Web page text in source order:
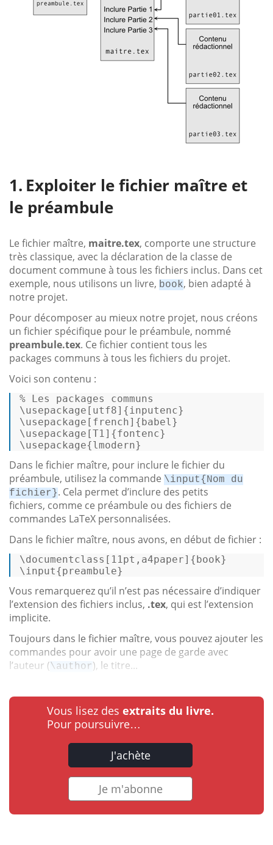
Exploiter le fichier maître et
le préambule
Le fichier maître, maitre.tex, comporte une structure
très classique, avec la déclaration de la classe de
document commune à tous les fichiers inclus. Dans cet
exemple, nous utilisons un livre, book, bien adapté à
notre projet.
Pour décomposer au mieux notre projet, nous créons
un fichier spécifique pour le préambule, nommé
preambule.tex. Ce fichier contient tous les
packages communs à tous les fichiers du projet.
Voici son contenu :
% Les packages communs
\usepackage [utf8] {inputenc}
\usepackage [french] {babel}
\usepackage [T1] {fontenc}
\usepackage{lmodern}
Dans le fichier maître, pour inclure le fichier du
préambule, utilisez la commande \input{Nom du
fichier}. Cela permet d’inclure des petits
fichiers, comme ce préambule ou des fichiers de
commandes LaTeX personnalisées.
Dans le fichier maître, nous avons, en début de fichier :
\documentclass [11pt,a4paper] {book}
\input{preambule}
Vous remarquerez qu’il n’est pas nécessaire d’indiquer
l’extension des fichiers inclus, .tex, qui est l’extension
implicite.
Toujours dans le fichier maître, vous pouvez ajouter les
commandes pour avoir une page de garde avec
l’auteur (\author), le titre...
Vous lisez des extraits du livre.
Pour poursuivre…
J'achète
Je m'abonne